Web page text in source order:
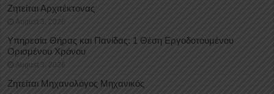
Ζητείται Αρχιτέκτονας
August 3, 2026
Υπηρεσία Θήρας και Πανίδας: 1 Θέση Eργοδοτουμένου
Oρισμένου Xρόνου
August 3, 2026
Ζητείται Μηχανολόγος Μηχανικός